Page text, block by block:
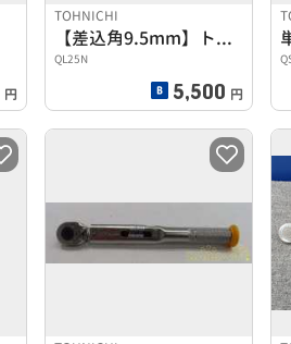
円
TOHNICHI
【差込角9.5mm】トルクレンチ
QL25N
5,500 円